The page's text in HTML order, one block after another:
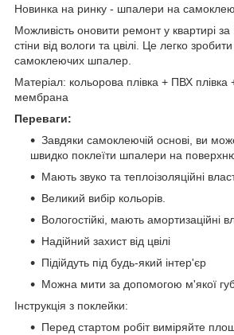
Новинка на ринку - шпалери на
Можливість оновити ремонт у квартирі за
стіни від вологи та цвілі. Це легко
самоклеючих шпалер.
Матеріал: кольорова плівка + ПВХ
мембрана
Переваги:
Завдяки самоклеючій основі, ви
швидко поклеїти шпалери на
Мають звуко та теплоізоляційні
Великий вибір кольорів.
Вологостійкі, мають амортизаційні
Надійний захист від цвілі
Підійдуть під будь-який інтер'єр
Можна мити за допомогою м'якої
Інструкція з поклейки:
Перед стартом робіт виміряйте